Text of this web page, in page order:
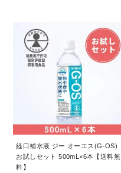
経口補水液 ジー オーエス(G-OS)
お試しセット 500mL×6本【送料無
料】